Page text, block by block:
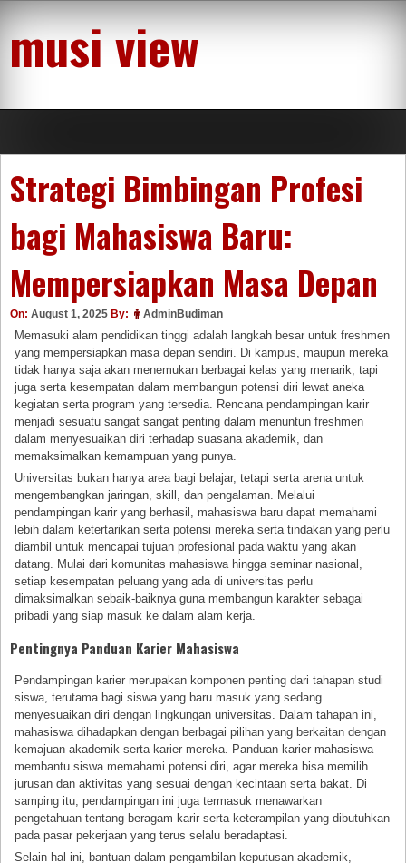
content
musi view
Strategi Bimbingan Profesi
bagi Mahasiswa Baru:
Mempersiapkan Masa Depan
On: August 1, 2025 By: AdminBudiman
Memasuki alam pendidikan tinggi adalah langkah besar untuk freshmen
yang mempersiapkan masa depan sendiri. Di kampus, maupun mereka
tidak hanya saja akan menemukan berbagai kelas yang menarik, tapi
juga serta kesempatan dalam membangun potensi diri lewat aneka
kegiatan serta program yang tersedia. Rencana pendampingan karir
menjadi sesuatu sangat sangat penting dalam menuntun freshmen
dalam menyesuaikan diri terhadap suasana akademik, dan
memaksimalkan kemampuan yang punya.
Universitas bukan hanya area bagi belajar, tetapi serta arena untuk
mengembangkan jaringan, skill, dan pengalaman. Melalui
pendampingan karir yang berhasil, mahasiswa baru dapat memahami
lebih dalam ketertarikan serta potensi mereka serta tindakan yang perlu
diambil untuk mencapai tujuan profesional pada waktu yang akan
datang. Mulai dari komunitas mahasiswa hingga seminar nasional,
setiap kesempatan peluang yang ada di universitas perlu
dimaksimalkan sebaik-baiknya guna membangun karakter sebagai
pribadi yang siap masuk ke dalam alam kerja.
Pentingnya Panduan Karier Mahasiswa
Pendampingan karier merupakan komponen penting dari tahapan studi
siswa, terutama bagi siswa yang baru masuk yang sedang
menyesuaikan diri dengan lingkungan universitas. Dalam tahapan ini,
mahasiswa dihadapkan dengan berbagai pilihan yang berkaitan dengan
kemajuan akademik serta karier mereka. Panduan karier mahasiswa
membantu siswa memahami potensi diri, agar mereka bisa memilih
jurusan dan aktivitas yang sesuai dengan kecintaan serta bakat. Di
samping itu, pendampingan ini juga termasuk menawarkan
pengetahuan tentang beragam karir serta keterampilan yang dibutuhkan
pada pasar pekerjaan yang terus selalu beradaptasi.
Selain hal ini, bantuan dalam pengambilan keputusan akademik,